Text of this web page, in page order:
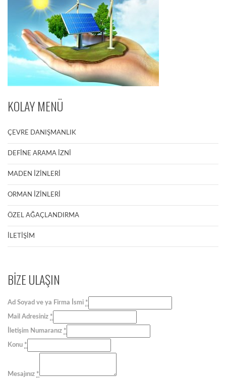
KOLAY MENÜ
ÇEVRE DANIŞMANLIK
DEFİNE ARAMA İZNİ
MADEN İZİNLERİ
ORMAN İZİNLERİ
ÖZEL AĞAÇLANDIRMA
İLETİŞİM
BİZE ULAŞIN
Ad Soyad ve ya Firma İsmi *
Mail Adresiniz *
İletişim Numaranız *
Konu *
Mesajınız *